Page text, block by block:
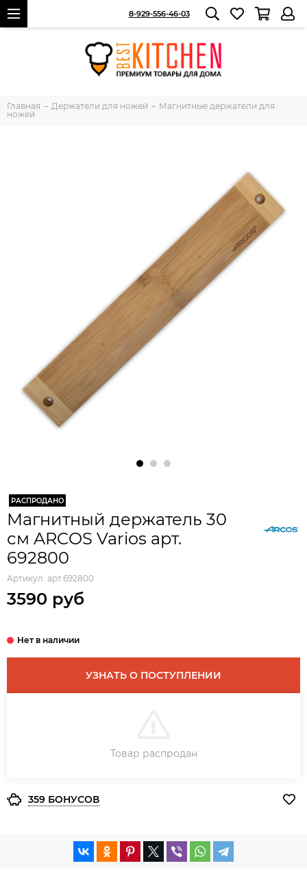
8-929-556-46-03
Главная Держатели для ножей
Магнитные держатели для
ножей
РАСПРОДАНО
Магнитный держатель 30
см ARCOS Varios арт.
692800
Артикул: арт.692800
3590 руб
УЗНАТЬ О ПОСТУПЛЕНИИ
ЗАКАЗ В ОДИН КЛИК
Товар распродан
359 БОНУСОВ